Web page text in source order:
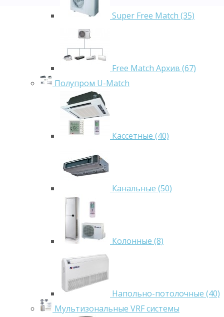
Super Free Match (35)
Free Match Архив (67)
Полупром U-Match
Кассетные (40)
Канальные (50)
Колонные (8)
Напольно-потолочные (40)
Мультизональные VRF системы